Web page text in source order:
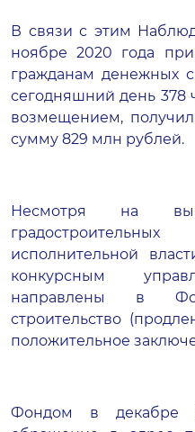
В связи с этим
ноябре 2020 года
гражданам денежных
сегодняшний день 378
возмещением,
сумму 829 млн рублей.
Несмотря на
исполнительной
конкурсным
направлены в
строительство
положительное
Фондом в декабре